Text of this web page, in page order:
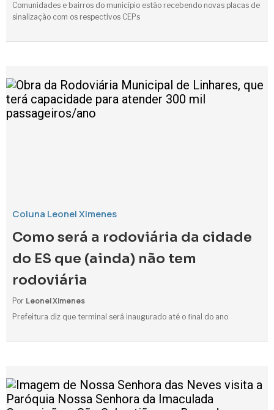
Comunidades e bairros do município estão recebendo novas placas de
sinalização com os respectivos CEPs
Coluna Leonel Ximenes
Como será a rodoviária da cidade
do ES que (ainda) não tem
rodoviária
Por Leonel Ximenes
Prefeitura diz que terminal será inaugurado até o final do ano